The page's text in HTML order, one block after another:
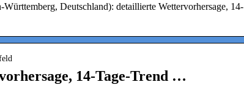
Deutschland): detaillierte Wettervorhersage, 14-
14-Tage-Trend …